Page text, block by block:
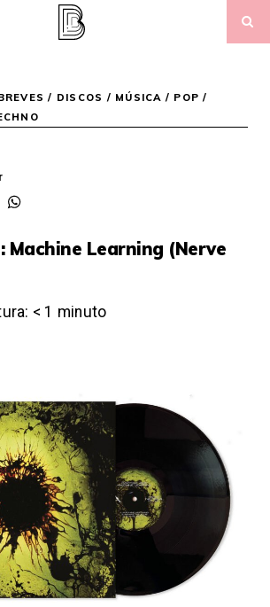
/ DISCOS / MÚSICA / POP /
T
t
r
t
p
Machine Learning (Nerve
< 1 minuto